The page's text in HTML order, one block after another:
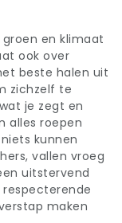
en klimaat
ook over
beste halen uit
zichzelf te
je zegt en
alles roepen
kunnen
vallen vroeg
uitstervend
maken